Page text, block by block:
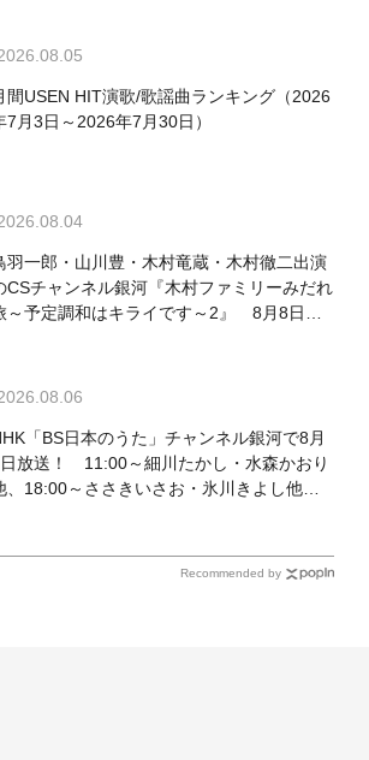
間USEN HIT演歌/歌謡曲ランキング（2026
7月3日～2026年7月30日）
羽一郎・山川豊・木村竜蔵・木村徹二出演
CSチャンネル銀河『木村ファミリーみだれ
～予定調和はキライです～2』 8月8日
「BS日本のうた」チャンネル銀河で8月
放送！ 11:00～細川たかし・水森かおり
、18:00～ささきいさお・氷川きよし他登
Recommended by